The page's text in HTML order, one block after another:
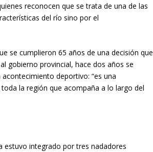
reconocen que se trata de una de las
del río sino por el
se cumplieron 65 años de una decisión que
gobierno provincial, hace dos años se
deportivo: “es una
la región que acompaña a lo largo del
estuvo integrado por tres nadadores